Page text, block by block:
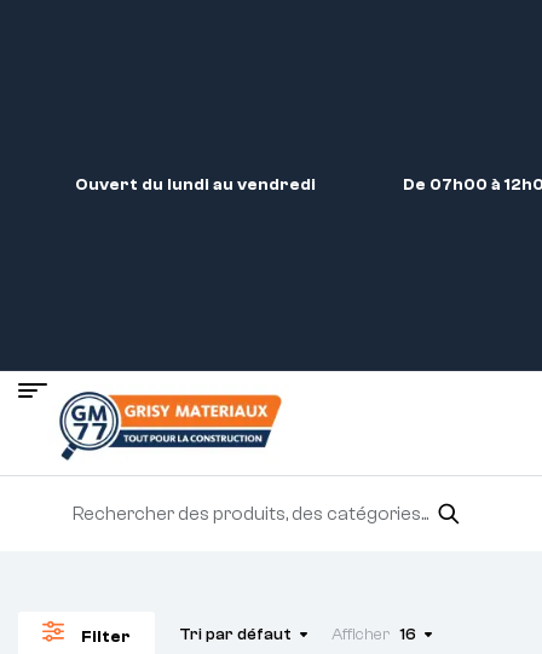
Ouvert du lundi au vendredi De 07h00 à
Filter Tri par défaut Afficher 16